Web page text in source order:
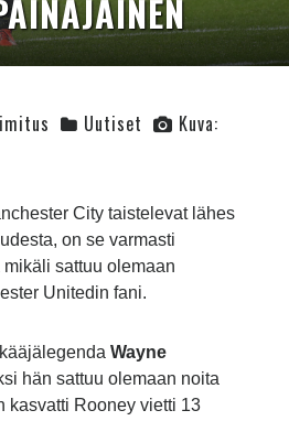
Uutiset
Kuva:
City taistelevat lähes
on se varmasti
sattuu olemaan
Unitedin fani.
Wayne
hän sattuu olemaan noita
kasvatti Rooney vietti 13